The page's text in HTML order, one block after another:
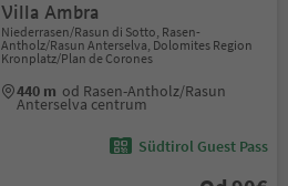
Villa Ambra
Niederrasen/Rasun di Sotto, Rasen-
Antholz/Rasun Anterselva, Dolomites Region
Kronplatz/Plan de Corones
440 m od Rasen-Antholz/Rasun
Anterselva centrum
Südtirol Guest Pass